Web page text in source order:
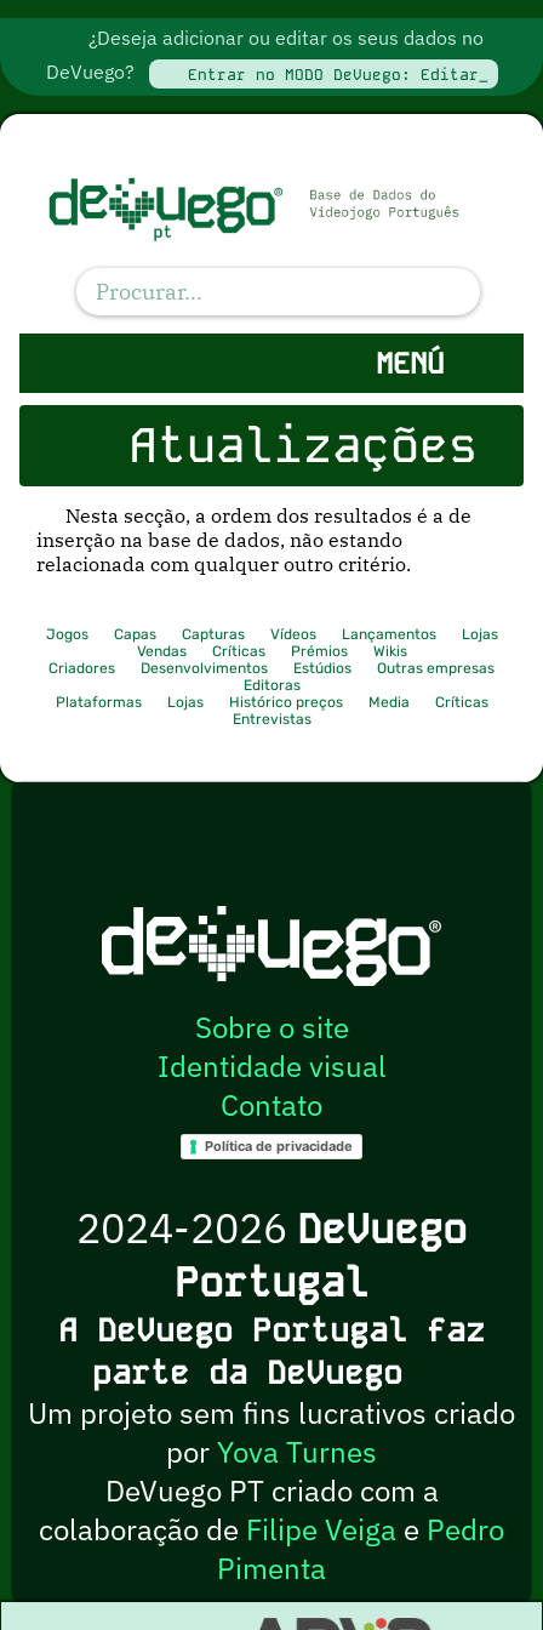
¿Deseja adicionar ou editar os seus dados no
DeVuego?
Entrar no MODO DeVuego: Editar_
MENÚ
Atualizações
Nesta secção, a ordem dos resultados é a de
inserção na base de dados, não estando
relacionada com qualquer outro critério.
Jogos Capas Capturas Vídeos Lançamentos
Lojas
Vendas
Críticas Prémios
Wikis
Criadores
Desenvolvimentos Estúdios
Outras empresas
Editoras
Plataformas
Lojas Histórico preços Media
Críticas
Entrevistas
Sobre o site
Identidade visual
Contato
Política de privacidade
2024-2026 DeVuego
Portugal
A DeVuego Portugal faz
parte da DeVuego
Um projeto sem fins lucrativos criado
porYova Turnes
DeVuego PT criado com a
colaboração de Filipe Veiga e Pedro
Pimenta